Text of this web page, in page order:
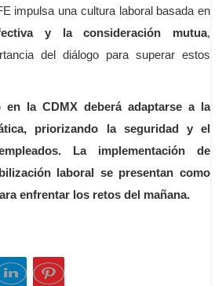
impulsa una cultura laboral basada en
y la consideración mutua,
del diálogo para superar estos
la CDMX deberá adaptarse a la
priorizando la seguridad y el
La implementación de
laboral se presentan como
enfrentar los retos del mañana.